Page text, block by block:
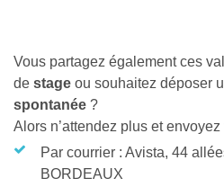
Vous partagez également ces
de stage ou souhaitez déposer
spontanée ?
Alors n’attendez plus et
Par courrier : Avista, 44
BORDEAUX